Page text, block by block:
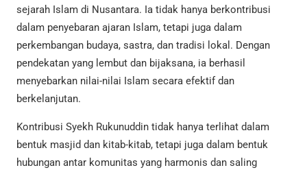
sejarah Islam di Nusantara. Ia tidak hanya berkontribusi
dalam penyebaran ajaran Islam, tetapi juga dalam
perkembangan budaya, sastra, dan tradisi lokal. Dengan
pendekatan yang lembut dan bijaksana, ia berhasil
menyebarkan nilai-nilai Islam secara efektif dan
berkelanjutan.
Kontribusi Syekh Rukunuddin tidak hanya terlihat dalam
bentuk masjid dan kitab-kitab, tetapi juga dalam bentuk
hubungan antar komunitas yang harmonis dan saling